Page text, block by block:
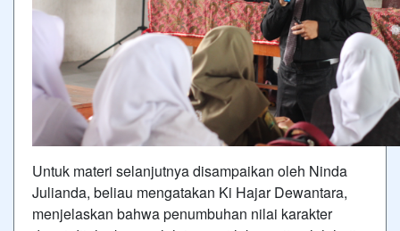
Untuk materi selanjutnya disampaikan oleh Ninda
Julianda, beliau mengatakan Ki Hajar Dewantara,
menjelaskan bahwa penumbuhan nilai karakter